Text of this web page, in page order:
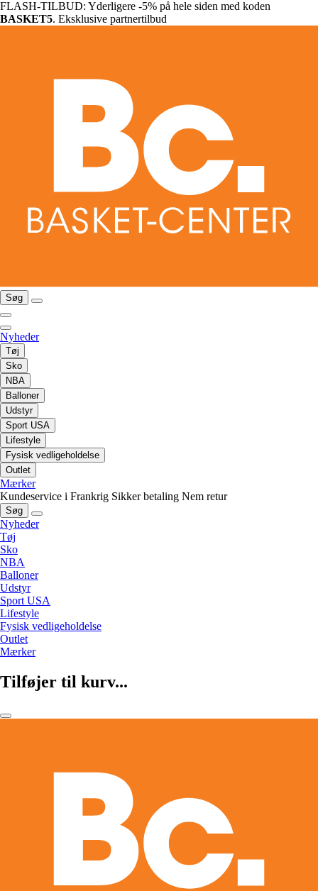
FLASH-TILBUD: Yderligere -5% på hele siden med koden
BASKET5. Eksklusive partnertilbud
Søg
Nyheder
Tøj
Sko
NBA
Balloner
Udstyr
Sport USA
Lifestyle
Fysisk vedligeholdelse
Outlet
Mærker
Kundeservice i Frankrig Sikker betaling Nem retur
Søg
Nyheder
Tøj
Sko
NBA
Balloner
Udstyr
Sport USA
Lifestyle
Fysisk vedligeholdelse
Outlet
Mærker
Tilføjer til kurv...